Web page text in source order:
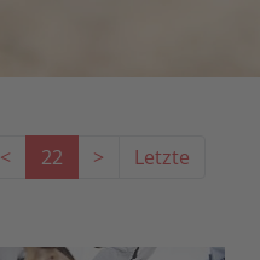
< 22 > Letzte